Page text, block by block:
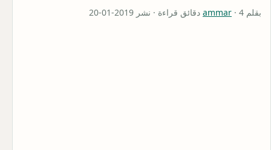
بقلم ammar · 4 دقائق قراءة · نشر 2019-01-20